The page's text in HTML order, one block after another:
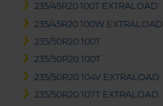
235/45R20 100T EXTRALOAD
235/45R20 100W EXTRALOAD
235/50R20 100T
235/50R20 100T
235/50R20 104V EXTRALOAD
235/50R20 107T EXTRALOAD